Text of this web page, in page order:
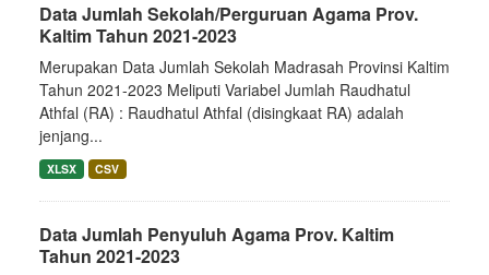
Data Jumlah Sekolah/Perguruan Agama Prov.
Kaltim Tahun 2021-2023
Merupakan Data Jumlah Sekolah Madrasah Provinsi Kaltim
Tahun 2021-2023 Meliputi Variabel Jumlah Raudhatul
Athfal (RA) : Raudhatul Athfal (disingkaat RA) adalah
jenjang...
XLSX CSV
Data Jumlah Penyuluh Agama Prov. Kaltim
Tahun 2021-2023